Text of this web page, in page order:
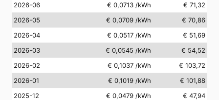
2026-06
€ 0,0713 /kWh
€ 71,32
2026-05
€ 0,0709 /kWh
€ 70,86
2026-04
€ 0,0517 /kWh
€ 51,69
2026-03
€ 0,0545 /kWh
€ 54,52
2026-02
€ 0,1037 /kWh
€ 103,72
2026-01
€ 0,1019 /kWh
€ 101,88
2025-12
€ 0,0479 /kWh
€ 47,94